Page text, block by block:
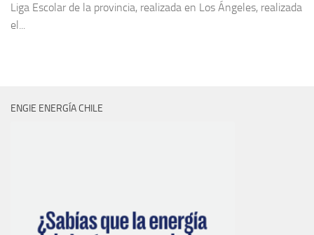
Liga Escolar de la provincia, realizada en Los Ángeles, realizada
el...
ENGIE ENERGÍA CHILE